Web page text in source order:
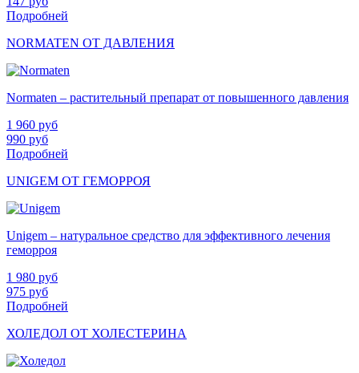
Подробней
NORMATEN ОТ ДАВЛЕНИЯ
Normaten – растительный препарат от повышенного давления
1 960 руб
990 руб
Подробней
UNIGEM ОТ ГЕМОРРОЯ
Unigem – натуральное средство для эффективного лечения
геморроя
1 980 руб
975 руб
Подробней
ХОЛЕДОЛ ОТ ХОЛЕСТЕРИНА